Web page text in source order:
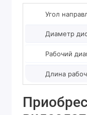
Угол
Диаметр
Рабочий
Длина